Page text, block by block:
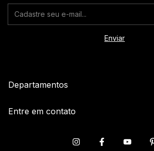
Departamentos
Entre em contato